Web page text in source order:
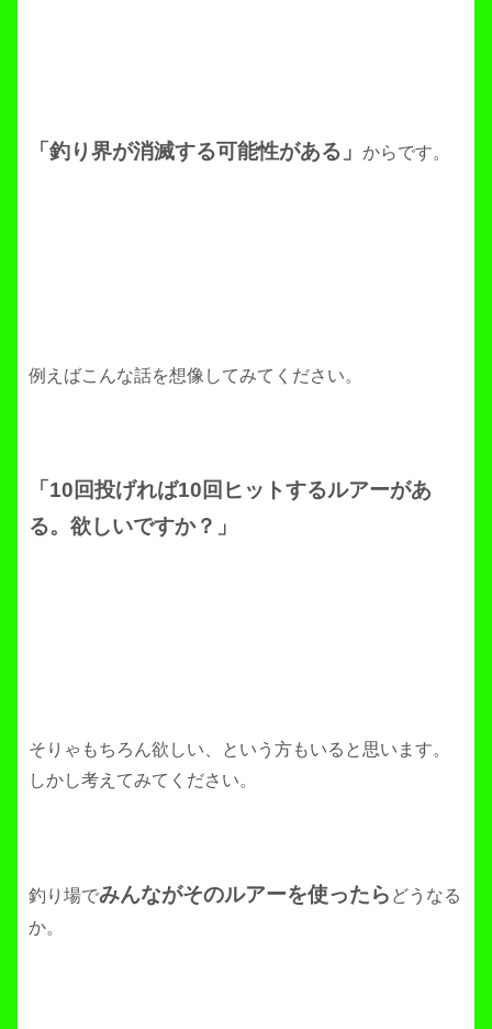
「釣り界が消滅する可能性がある」 からです。
例えばこんな話を想像してみてください。
「10回投げれば10回ヒットするルアーがあ
る。欲しいですか？」
そりゃもちろん欲しい、という方もいると思います。
しかし考えてみてください。
釣り場でみんながそのルアーを使ったら どうなる
か。